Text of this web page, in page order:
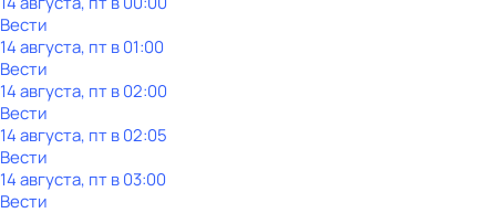
Вести
14 августа, пт в 01:00
Вести
14 августа, пт в 02:00
Вести
14 августа, пт в 02:05
Вести
14 августа, пт в 03:00
Вести